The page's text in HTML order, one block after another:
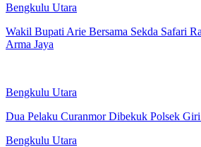
Bengkulu Utara
Wakil Bupati Arie Bersama Sekda Safari
Arma Jaya
Bengkulu Utara
Dua Pelaku Curanmor Dibekuk Polsek
Bengkulu Utara